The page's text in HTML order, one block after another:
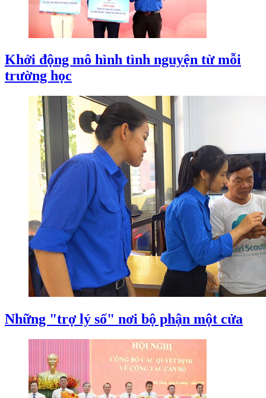
Khởi động mô hình tình nguyện từ mỗi
trường học
Những "trợ lý số" nơi bộ phận một cửa